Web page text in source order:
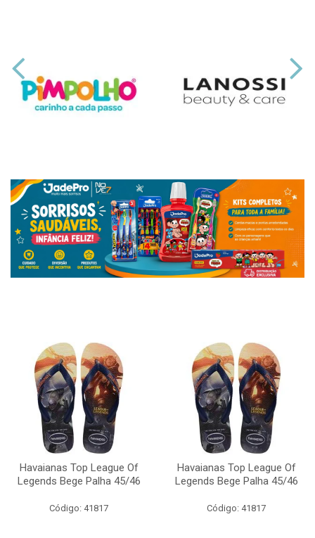
Havaianas Top League Of
Legends Bege Palha 45/46
Código: 41817
Havaianas Top League Of
Legends Bege Palha 45/46
Código: 41817